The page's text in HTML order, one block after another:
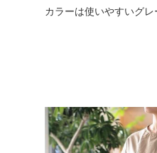
カラーは使いやすいグレ